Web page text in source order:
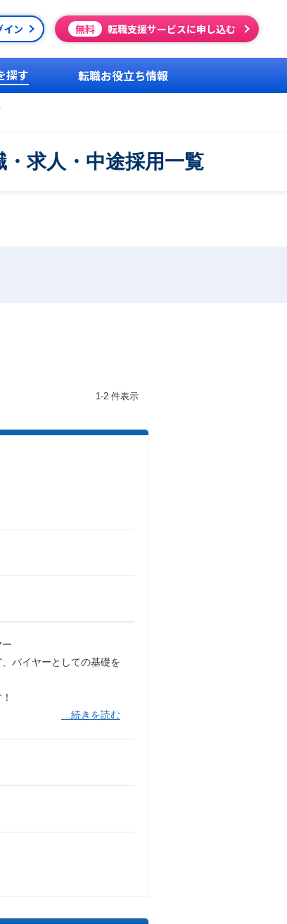
イン 無料 転職支援サービスに申し込む
探す 転職お役立ち情報
求人・中途採用一覧
1-2 件表示
バイヤーとしての基礎を
…続きを読む